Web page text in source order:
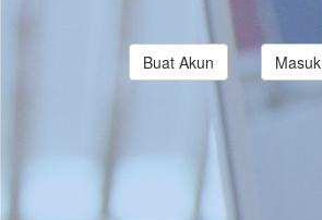
Buat Akun Masuk